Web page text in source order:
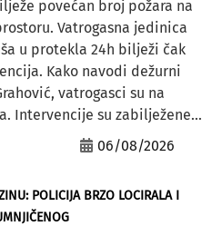
povećan broj požara na
Vatrogasna jedinica
u protekla 24h bilježi čak
Kako navodi dežurni
vatrogasci su na
Intervencije su zabilježene...
06/08/2026
POLICIJA BRZO LOCIRALA I